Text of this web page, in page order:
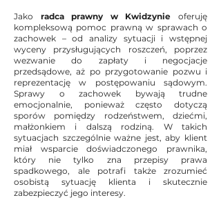
Jako radca prawny w Kwidzynie oferuję
kompleksową pomoc prawną w sprawach o
zachowek – od analizy sytuacji i wstępnej
wyceny przysługujących roszczeń, poprzez
wezwanie do zapłaty i negocjacje
przedsądowe, aż po przygotowanie pozwu i
reprezentację w postępowaniu sądowym.
Sprawy o zachowek bywają trudne
emocjonalnie, ponieważ często dotyczą
sporów pomiędzy rodzeństwem, dziećmi,
małżonkiem i dalszą rodziną. W takich
sytuacjach szczególnie ważne jest, aby klient
miał wsparcie doświadczonego prawnika,
który nie tylko zna przepisy prawa
spadkowego, ale potrafi także zrozumieć
osobistą sytuację klienta i skutecznie
zabezpieczyć jego interesy.